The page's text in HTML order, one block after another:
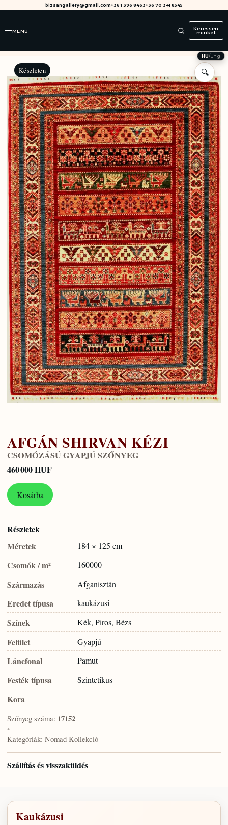
bizsangallery@gmail.com+36 1 396 8463+36 70 341 8545
MENÜ Keressen
minket
HU/Eng
Készleten 🔍
AFGÁN SHIRVAN KÉZI
CSOMÓZÁSÚ GYAPJÚ SZŐNYEG
460 000 HUF
Kosárba
Részletek
Méretek
184 × 125 cm
Csomók / m² 160000
Származás Afganisztán
Eredet típusa kaukázusi
Színek Kék, Piros, Bézs
Felület Gyapjú
Láncfonal Pamut
Festék típusa Szintetikus
Kora —
Szőnyeg száma: 17152
•
Kategóriák: Nomad Kollekció
Szállítás és visszaküldés
Kaukázusi